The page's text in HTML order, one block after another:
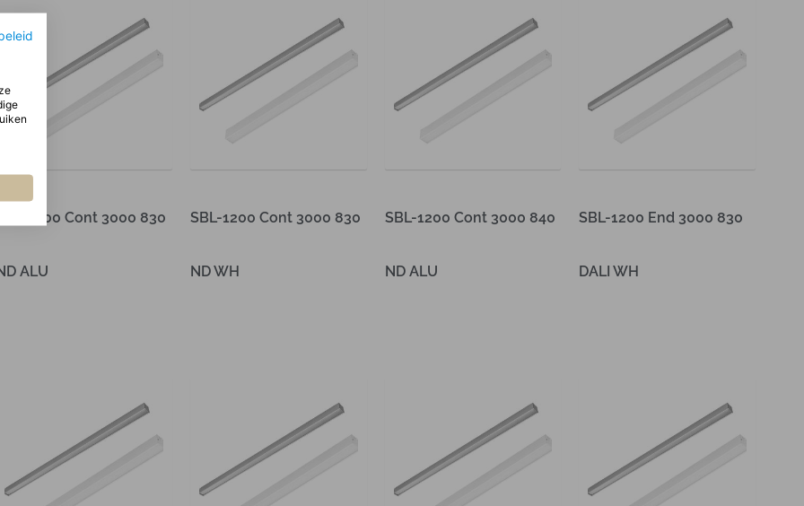
SBL-1200 Cont 3000 830
ALU
SBL-1200 Cont 3000 830
ND WH
SBL-1200 Cont 3000 840
ND ALU
SBL-1200 End 3000 830
DALI WH